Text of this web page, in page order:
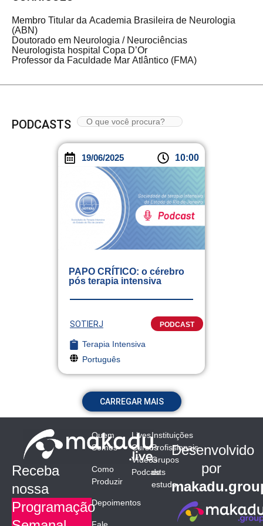
Membro Titular da Academia Brasileira de Neurologia
(ABN)
Doutorado em Neurologia / Neurociências
Neurologista hospital Copa D’Or
Professor da Faculdade Mar Atlântico (FMA)
PODCASTS
19/06/2025 10:00
PAPO CRÍTICO: o cérebro
pós terapia intensiva
SOTIERJ PODCAST
Terapia Intensiva
Português
CARREGAR MAIS
Receba
nossa
Programação
Quem
Somos
Como
Produzir
Depoimentos
Fale
Lives
Cursos
Vídeos
Podcasts
Instituições
Profissionais
Grupos
de
estudo
Desenvolvido
por